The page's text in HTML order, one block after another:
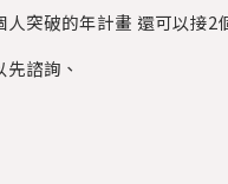
突破的年計畫 還可以接2
諮詢、